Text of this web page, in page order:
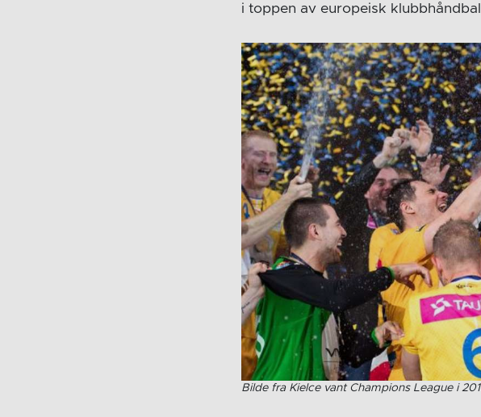
i toppen av europeisk
Bilde fra Kielce vant Champions League i